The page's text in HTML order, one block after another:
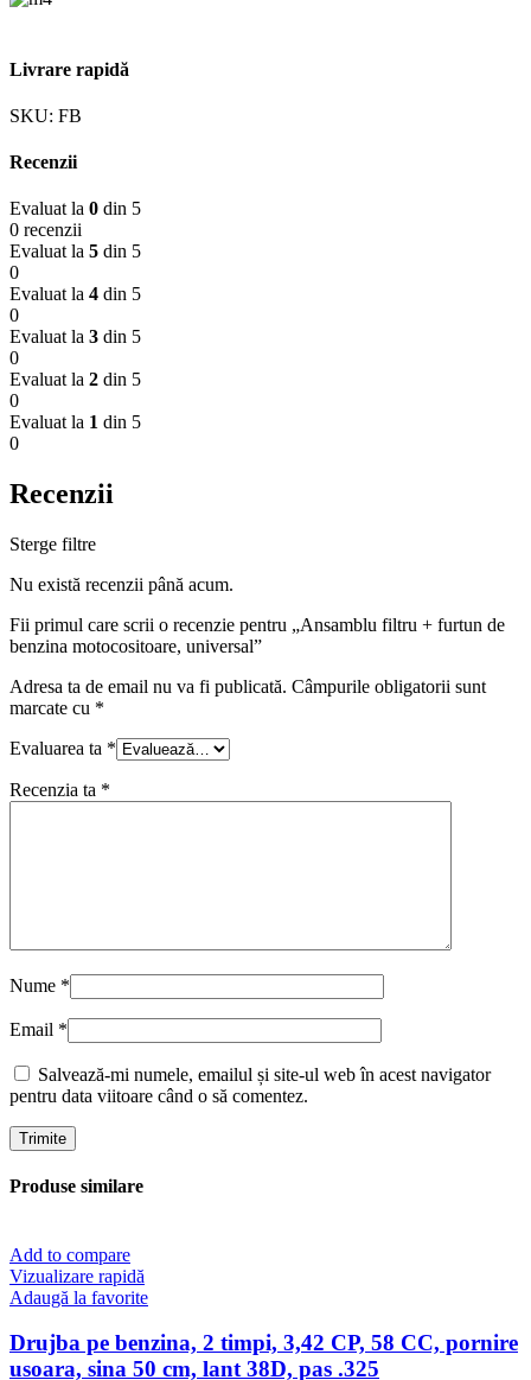
Livrare rapidă
SKU: FB
Recenzii
Evaluat la 0 din 5
0 recenzii
Evaluat la 5 din 5
0
Evaluat la 4 din 5
0
Evaluat la 3 din 5
0
Evaluat la 2 din 5
0
Evaluat la 1 din 5
0
Recenzii
Sterge filtre
Nu există recenzii până acum.
Fii primul care scrii o recenzie pentru „Ansamblu filtru + furtun de
benzina motocositoare, universal”
Adresa ta de email nu va fi publicată. Câmpurile obligatorii sunt
marcate cu *
Evaluarea ta *
Recenzia ta *
Nume *
Email *
Salvează-mi numele, emailul și site-ul web în acest navigator
pentru data viitoare când o să comentez.
Produse similare
Add to compare
Vizualizare rapidă
Adaugă la favorite
Drujba pe benzina, 2 timpi, 3,42 CP, 58 CC, pornire
usoara, sina 50 cm, lant 38D, pas .325